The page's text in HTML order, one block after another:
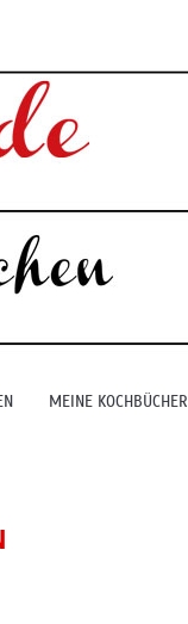
MEINE KOCHBÜCHER